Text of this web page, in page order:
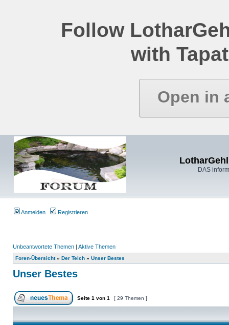
Follow
with
Open in
DAS
Anmelden Registrieren
Unbeantwortete Themen | Aktive Themen
Foren-Übersicht» Der Teich » Unser Bestes
Unser Bestes
Seite 1 von 1 [ 29 Themen ]